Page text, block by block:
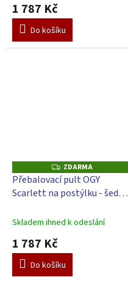
1 787 Kč
Do košíku
Z
D
A
R
M
ZDARMA
Přebalovací pult OGY
Scarlett na postýlku - šedý -
Perla - Bílá
Skladem ihned k odeslání
1 787 Kč
Do košíku